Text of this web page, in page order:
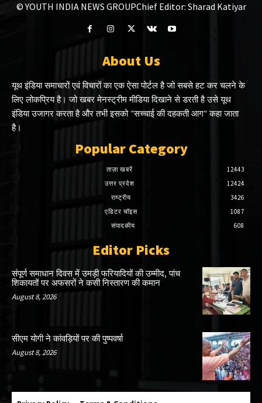
© YOUTH INDIA NEWS GROUPChief Editor: Sharad Katiyar
About Us
यूथ इंडिया समाचारों एवं विचारों का एक ऐसा पोर्टल है जो सबसे हट कर चलने के
लिए लोकप्रिय है। जो खबर मेनस्ट्रीम मीडिया दिखाने से डरती है उसे यूथ
इंडिया उजागर करता है और तभी इसको "सच्चाई की दहकती आग" कहा जाता
है।
Popular Category
ताज़ा खबरें
12443
उत्तर प्रदेश
12424
राष्ट्रीय
3426
एडिटर चॉइस
1087
संपादकीय
608
Editor Picks
संपूर्ण समाधान दिवस में उमड़ी फरियादियों की उम्मीद, पांच
शिकायतों पर अफसरों ने कसी निस्तारण की कमान
August 8, 2026
सीएम योगी ने कांवड़ियों पर की पुष्पवर्षा
August 8, 2026